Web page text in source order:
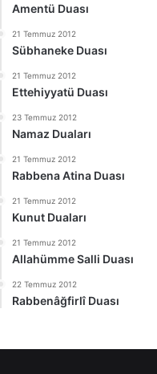
Amentü Duası
21 Temmuz 2012
Sübhaneke Duası
21 Temmuz 2012
Ettehiyyatü Duası
23 Temmuz 2012
Namaz Duaları
21 Temmuz 2012
Rabbena Atina Duası
21 Temmuz 2012
Kunut Duaları
21 Temmuz 2012
Allahümme Salli Duası
22 Temmuz 2012
Rabbenâğfirlî Duası